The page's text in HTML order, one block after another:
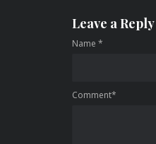
Leave a Reply
Name *
Comment*